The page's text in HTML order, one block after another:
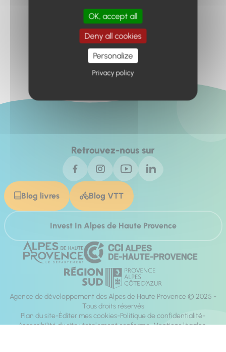
Retour à l'accueil
Retrouvez-nous sur
Blog livres Blog VTT
Invest In Alpes de Haute Provence
Agence de développement des Alpes de Haute Provence © 2025 -
Tous droits réservés
Plan du site Éditer mes cookies Politique de confidentialité
Accessibilité du site : totalement conforme Mentions légales
OK, accept all
Deny all cookies
Personalize
Privacy policy